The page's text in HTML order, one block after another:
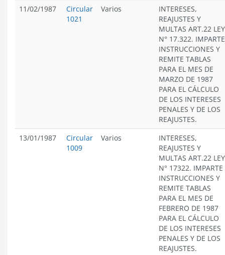
11/02/1987
Circular
1021
Varios
INTERESES,
REAJUSTES Y
MULTAS ART.22 LEY
N° 17.322. IMPARTE
INSTRUCCIONES Y
REMITE TABLAS
PARA EL MES DE
MARZO DE 1987
PARA EL CÁLCULO
DE LOS INTERESES
PENALES Y DE LOS
REAJUSTES.
13/01/1987
Circular
1009
Varios
INTERESES,
REAJUSTES Y
MULTAS ART.22 LEY
N° 17322. IMPARTE
INSTRUCCIONES Y
REMITE TABLAS
PARA EL MES DE
FEBRERO DE 1987
PARA EL CÁLCULO
DE LOS INTERESES
PENALES Y DE LOS
REAJUSTES.